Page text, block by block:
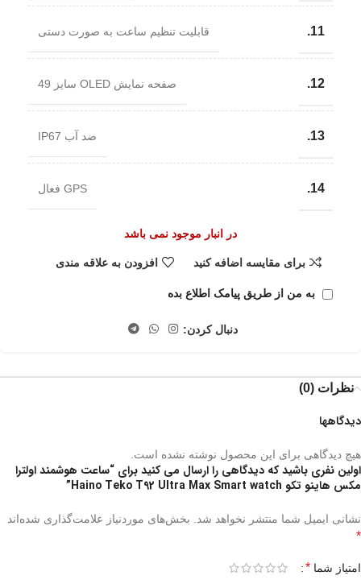
11. قابلیت تنظیم ساعت به صورت دستی
12. صفحه نمایش OLED سایز 49
13. ضد آب IP67
14. GPS فعال
در انبار موجود نمی باشد
برای مقایسه اضافه کنید افزودن به علاقه مندی
به من از طریق پیامک اطلاع بده
دنبال کردن:
نظرات (0)
دیدگاهها
هیچ دیدگاهی برای این محصول نوشته نشده است.
اولین نفری باشید که دیدگاهی را ارسال می کنید برای “ساعت هوشمند اولترا
مکس هاینو تکو Haino Teko T92 Ultra Max Smart watch”
نشانی ایمیل شما منتشر نخواهد شد. بخش‌های موردنیاز علامت‌گذاری شده‌اند
*
امتیاز شما *